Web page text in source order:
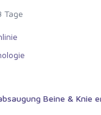
Tage
Beine & Knie